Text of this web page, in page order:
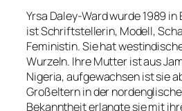
Yrsa Daley-Ward wurde 1989
ist Schriftstellerin, Modell,
Feministin. Sie hat
Wurzeln. Ihre Mutter ist aus
Nigeria, aufgewachsen ist sie
Großeltern in der
Bekanntheit erlangte sie mit